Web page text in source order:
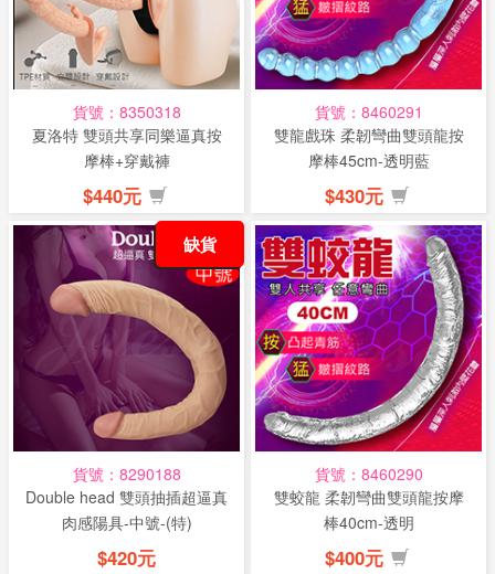
貨號：8350318
夏洛特 雙頭共享同樂逼真按
摩棒+穿戴褲
$440元
貨號：8460291
雙龍戲珠 柔韌彎曲雙頭龍按
摩棒45cm-透明藍
$430元
貨號：8290188
Double head 雙頭抽插超逼真
肉感陽具-中號-(特)
$420元
缺貨
貨號：8460290
雙蛟龍 柔韌彎曲雙頭龍按摩
棒40cm-透明
$400元